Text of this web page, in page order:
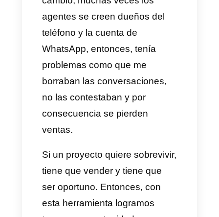
Es allí cuando vi varias
opciones hasta dar con
y es allí cuando me di cuenta
de que di con lo que yo quería,
porque hoy en día tengo un
control del 100% de las
comunicaciones y de toda la
conectabilidad. Si hoy en día
nosotros hacemos una
campaña, sabemos cuántos
mensajes llegan de esa